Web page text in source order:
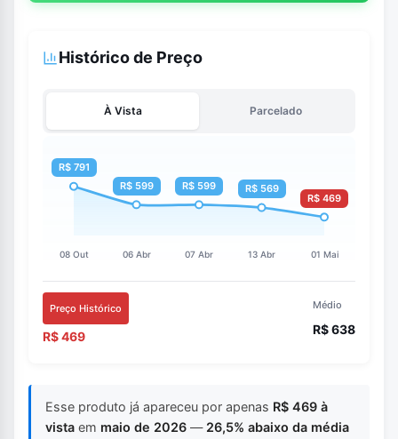
Histórico de Preço
À Vista Parcelado
Preço Histórico
R$ 469
Médio
R$ 638
Esse produto já apareceu por apenas R$ 469 à
vista em maio de 2026 — 26,5% abaixo da média